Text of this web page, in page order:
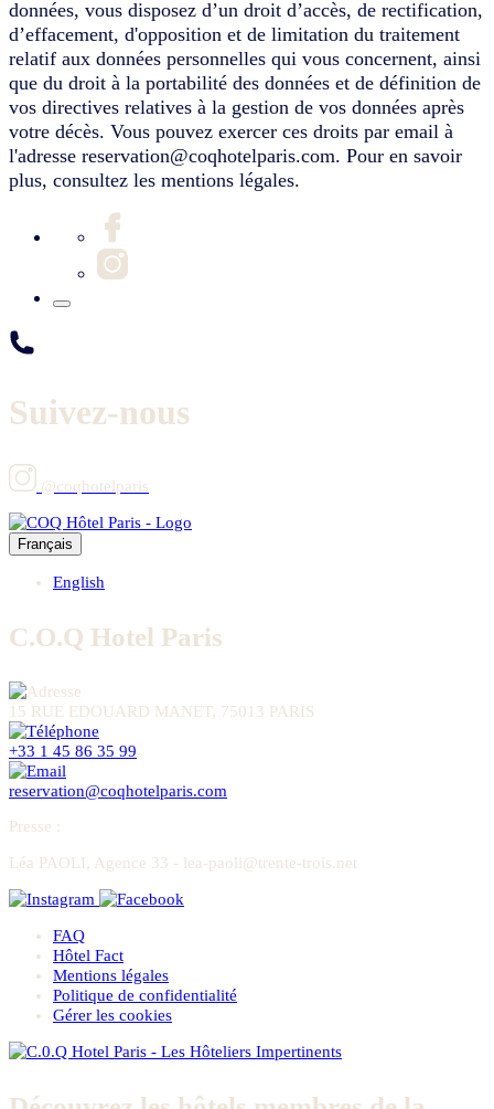
données, vous disposez d’un droit d’accès, de rectification,
d’effacement, d'opposition et de limitation du traitement
relatif aux données personnelles qui vous concernent, ainsi
que du droit à la portabilité des données et de définition de
vos directives relatives à la gestion de vos données après
votre décès. Vous pouvez exercer ces droits par email à
l'adresse reservation@coqhotelparis.com. Pour en savoir
plus, consultez les mentions légales.
Suivez-nous
@coqhotelparis
Français
English
C.O.Q Hotel Paris
15 RUE EDOUARD MANET, 75013 PARIS
+33 1 45 86 35 99
reservation@coqhotelparis.com
Presse :
Léa PAOLI, Agence 33 - lea-paoli@trente-trois.net
FAQ
Hôtel Fact
Mentions légales
Politique de confidentialité
Gérer les cookies